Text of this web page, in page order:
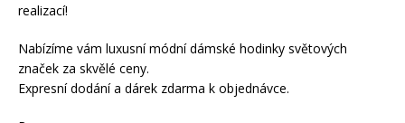
realizací!
Nabízíme vám luxusní módnídámské hodinky světových
značek za skvělé ceny.
Expresní dodání a dárek zdarma k objednávce.